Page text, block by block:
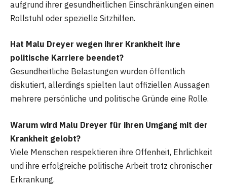
aufgrund ihrer gesundheitlichen Einschränkungen einen
Rollstuhl oder spezielle Sitzhilfen.
Hat Malu Dreyer wegen ihrer Krankheit ihre
politische Karriere beendet?
Gesundheitliche Belastungen wurden öffentlich
diskutiert, allerdings spielten laut offiziellen Aussagen
mehrere persönliche und politische Gründe eine Rolle.
Warum wird Malu Dreyer für ihren Umgang mit der
Krankheit gelobt?
Viele Menschen respektieren ihre Offenheit, Ehrlichkeit
und ihre erfolgreiche politische Arbeit trotz chronischer
Erkrankung.